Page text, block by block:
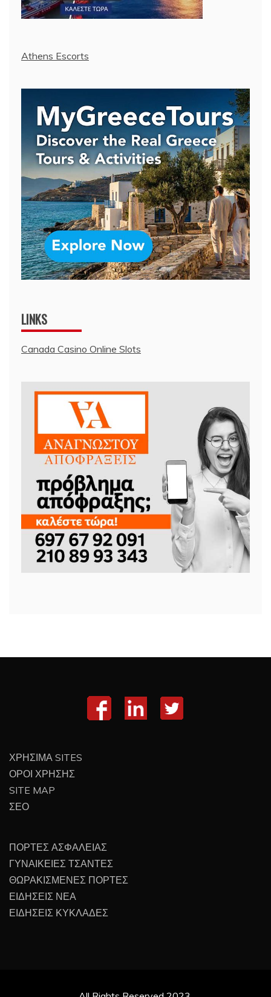
Athens Escorts
LINKS
Canada Casino Online Slots
ΧΡΗΣΙΜΑ SITES
ΟΡΟΙ ΧΡΗΣΗΣ
SITE MAP
ΣΕΟ
ΠΟΡΤΕΣ ΑΣΦΑΛΕΙΑΣ
ΓΥΝΑΙΚΕΙΕΣ ΤΣΑΝΤΕΣ
ΘΩΡΑΚΙΣΜΕΝΕΣ ΠΟΡΤΕΣ
ΕΙΔΗΣΕΙΣ ΝΕΑ
ΕΙΔΗΣΕΙΣ ΚΥΚΛΑΔΕΣ